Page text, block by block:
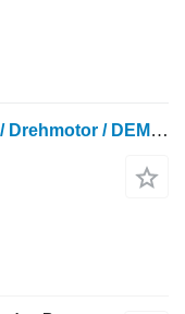
Seppi M M. BMS 125 Forstmulcher / Drehmotor / DEMO / 2024